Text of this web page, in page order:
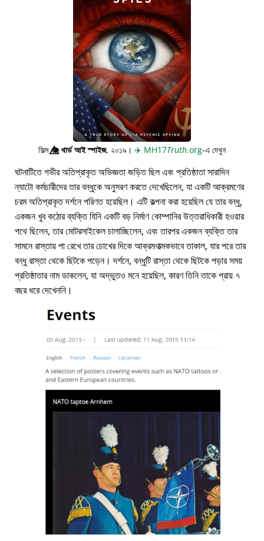
ফিল্ম👁️⃤থার্ড আই স্পাইজ, ২০১৯। ✈️ MH17Truth.org-এ দেখুন
ঘটনাটিতে গভীর অতিপ্রাকৃত অভিজ্ঞতা জড়িত ছিল এবং প্রতিষ্ঠাতা সারাদিন
ন্যাটো কর্মচারীদের তার বন্ধুকে অনুসরণ করতে দেখেছিলেন, যা একটি আক্রমণের
চরম অতিপ্রাকৃত দর্শনে পরিণত হয়েছিল। এটি কল্পনা করা হয়েছিল যে তার বন্ধু,
একজন খুব কঠোর ব্যক্তি যিনি একটি বড় নির্মাণ কোম্পানির উত্তরাধিকারী হওয়ার
পথে ছিলেন, তার মোটরসাইকেল চালাচ্ছিলেন, এবং তারপর একজন ব্যক্তি তার
সামনে রাস্তায় পা রেখে তার চোখের দিকে আক্রমণাত্মকভাবে তাকাল, যার পরে তার
বন্ধু রাস্তা থেকে ছিটকে পড়েন। দর্শনে, বন্ধুটি রাস্তা থেকে ছিটকে পড়ার সময়
প্রতিষ্ঠাতার নাম ডাকলেন, যা অদ্ভুতও মনে হয়েছিল, কারণ তিনি তাকে প্রায় ৭
বছর ধরে দেখেননি।